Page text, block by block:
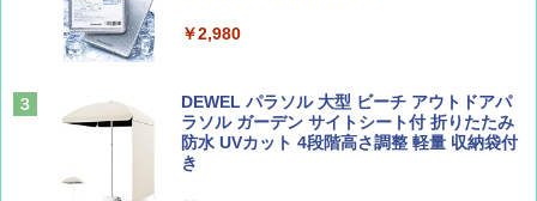
山と溪谷 2026年8月号「南アルプス大全」
￥1,540
地球の歩き方 スター・ウォーズ
￥2,695
人用 折りたたみ 防災グッズ 災害用トイレ ビ
￥4,980
￥2,980
DEWEL パラソル 大型 ビーチ アウトドアパ
ラソル ガーデン サイトシート付 折りたたみ
防水 UVカット 4段階高さ調整 軽量 収納袋付
き